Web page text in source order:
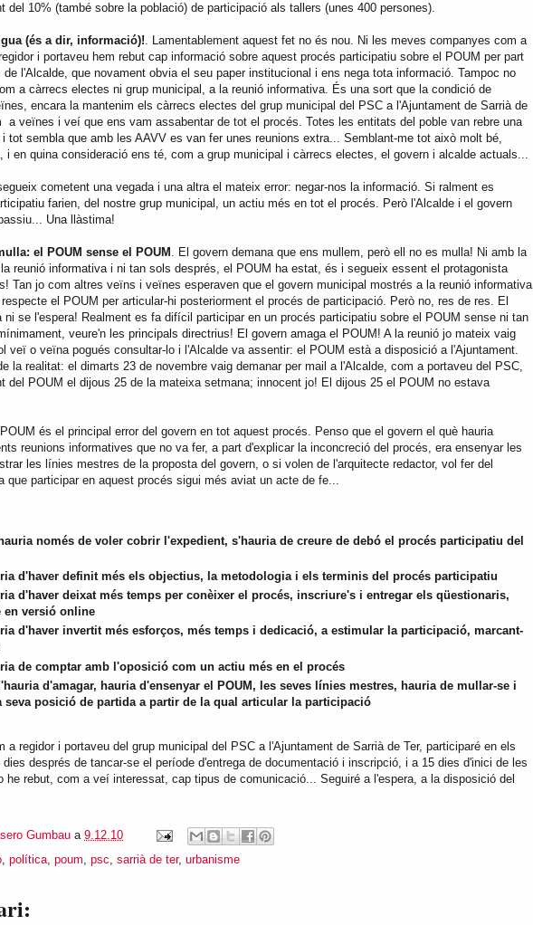
10% (també sobre la població) de participació als tallers (unes 400 persones).
(és a dir, informació)! . Lamentablement aquest fet no és nou. Ni les meves companyes com a
i portaveu hem rebut cap informació sobre aquest procés participatiu sobre el POUM per part
l'Alcalde, que novament obvia el seu paper institucional i ens nega tota informació. Tampoc no
a càrrecs electes ni grup municipal, a la reunió informativa. És una sort que la condició de
encara la mantenim els càrrecs electes del grup municipal del PSC a l'Ajuntament de Sarrià de
a veïnes i veí que ens vam assabentar de tot el procés. Totes les entitats del poble van rebre una
tot sembla que amb les AAVV es van fer unes reunions extra... Semblant-me tot això molt bé,
i en quina consideració ens té, com a grup municipal i càrrecs electes, el govern i alcalde actuals...
cometent una vegada i una altra el mateix error: negar-nos la informació. Si ralment es
farien, del nostre grup municipal, un actiu més en tot el procés. Però l'Alcalde i el govern
Una llàstima!
el POUM sense el POUM . El govern demana que ens mullem, però ell no es mulla! Ni amb la
reunió informativa i ni tan sols després, el POUM ha estat, és i segueix essent el protagonista
Tan jo com altres veïns i veïnes esperaven que el govern municipal mostrés a la reunió informativa
el POUM per articular-hi posteriorment el procés de participació. Però no, res de res. El
se l'espera! Realment es fa difícil participar en un procés participatiu sobre el POUM sense ni tan
veure'n les principals directrius! El govern amaga el POUM! A la reunió jo mateix vaig
veï o veïna pogués consultar-lo i l'Alcalde va assentir: el POUM està a disposició a l'Ajuntament.
la realitat: el dimarts 23 de novembre vaig demanar per mail a l'Alcalde, com a portaveu del PSC,
del POUM el dijous 25 de la mateixa setmana; innocent jo! El dijous 25 el POUM no estava
és el principal error del govern en tot aquest procés. Penso que el govern el què hauria
reunions informatives que no va fer, a part d'explicar la inconcreció del procés, era ensenyar les
les línies mestres de la proposta del govern, o si volen de l'arquitecte redactor, vol fer del
que participar en aquest procés sigui més aviat un acte de fe...
només de voler cobrir l'expedient, s'hauria de creure de debó el procés participatiu del
d'haver definit més els objectius, la metodologia i els terminis del procés participatiu
d'haver deixat més temps per conèixer el procés, inscriure's i entregar els qüestionaris,
en versió online
d'haver invertit més esforços, més temps i dedicació, a estimular la participació, marcant-
de comptar amb l'oposició com un actiu més en el procés
d'amagar, hauria d'ensenyar el POUM, les seves línies mestres, hauria de mullar-se i
seva posició de partida a partir de la qual articular la participació
a regidor i portaveu del grup municipal del PSC a l'Ajuntament de Sarrià de Ter, participaré en els
després de tancar-se el període d'entrega de documentació i inscripció, i a 15 dies d'inici de les
he rebut, com a veí interessat, cap tipus de comunicació... Seguiré a l'espera, a la disposició del
Gumbau a 9.12.10
política poum psc sarrià de ter, urbanisme